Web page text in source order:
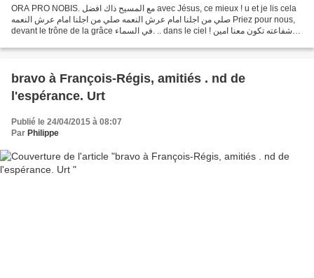
ORA PRO NOBIS. مع المسيح ذاك افضل avec Jésus, ce mieux ! u et je lis cela
صلي من اجلنا امام عرش النعمه صلي من اجلنا امام عرش النعمه Priez pour nous,
devant le trône de la grâce في السماء. .. dans le ciel ! شفاعته تكون معنا امين
bravo à François-Régis, amitiés . nd de
l'espérance. Urt
Publié le 24/04/2015 à 08:07
Par Philippe